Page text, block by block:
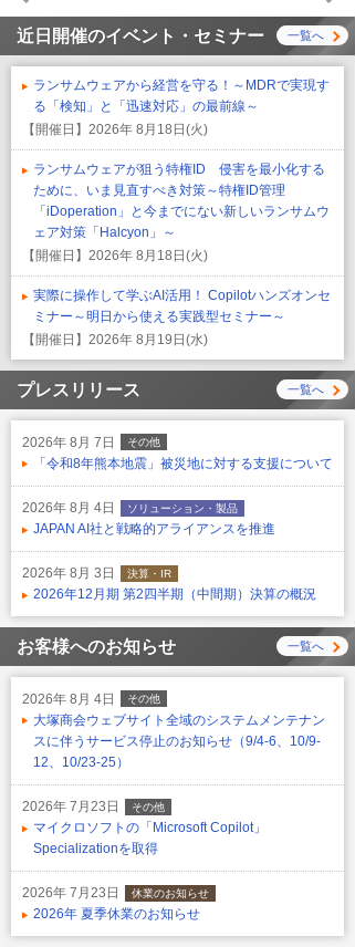
Prev
Next
近日開催のイベント・セミナー 一覧へ
ランサムウェアから経営を守る！～MDRで実現す
る「検知」と「迅速対応」の最前線～
【開催日】 2026年 8月18日(火)
ランサムウェアが狙う特権ID 侵害を最小化する
ために、いま見直すべき対策～特権ID管理
「iDoperation」と今までにない新しいランサムウ
ェア対策「Halcyon」～
【開催日】 2026年 8月18日(火)
実際に操作して学ぶAI活用！ Copilotハンズオンセ
ミナー～明日から使える実践型セミナー～
【開催日】 2026年 8月19日(水)
プレスリリース 一覧へ
2026年 8月 7日 その他
「令和8年熊本地震」被災地に対する支援について
2026年 8月 4日 ソリューション・製品
JAPAN AI社と戦略的アライアンスを推進
2026年 8月 3日 決算・IR
2026年12月期 第2四半期（中間期）決算の概況
お客様へのお知らせ 一覧へ
2026年 8月 4日 その他
大塚商会ウェブサイト全域のシステムメンテナン
スに伴うサービス停止のお知らせ（9/4-6、10/9-
12、10/23-25）
2026年 7月23日 その他
マイクロソフトの「Microsoft Copilot」
Specializationを取得
2026年 7月23日 休業のお知らせ
2026年 夏季休業のお知らせ